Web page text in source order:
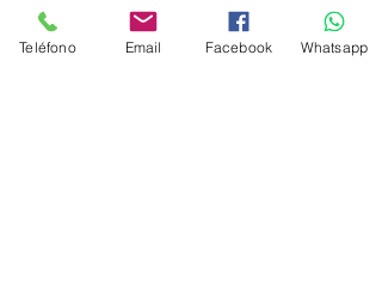
Teléfono Email Facebook Whatsapp